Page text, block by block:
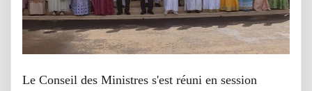
Le Conseil des Ministres s'est réuni en session